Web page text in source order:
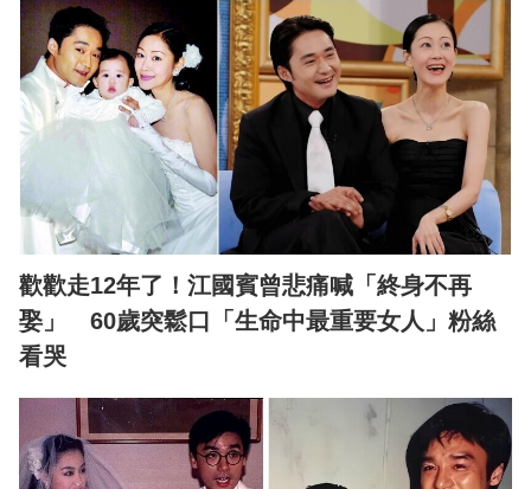
歡歡走12年了！江國賓曾悲痛喊「終身不再
娶」 60歲突鬆口「生命中最重要女人」粉絲
看哭